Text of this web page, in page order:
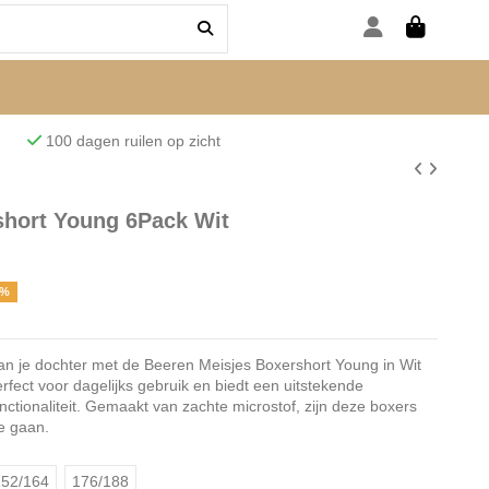
100 dagen ruilen op zicht
Young 6Pack Wit
je dochter met de Beeren Meisjes Boxershort Young in Wit
voor dagelijks gebruik en biedt een uitstekende
Gemaakt van zachte microstof, zijn deze boxers
gaan.
164 176/188